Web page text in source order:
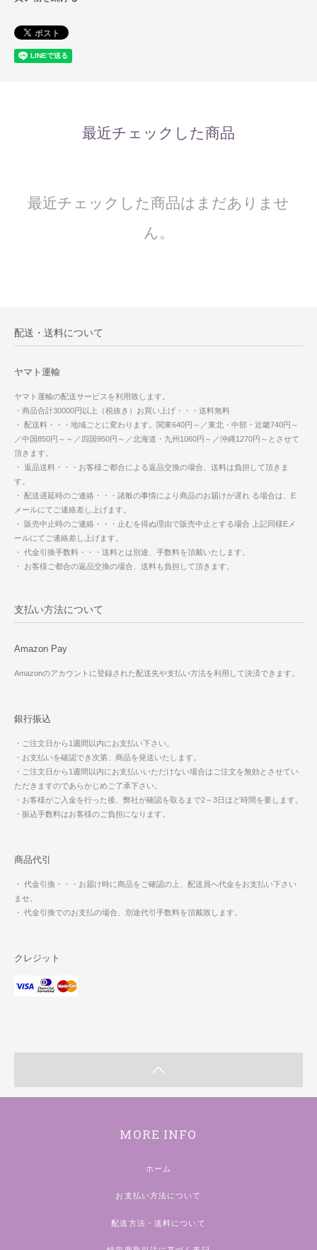
最近チェックした商品
最近チェックした商品はまだありませ
ん。
配送・送料について
ヤマト運輸
ヤマト運輸の配送サービスを利用致します。
・商品合計30000円以上（税抜き）お買い上げ・・・送料無料
・ 配送料・・・地域ごとに変わります。関東640円～／東北・中部・近畿740円～
／中国850円～～／四国950円～／北海道・九州1060円～／沖縄1270円～とさせて
頂きます。
・ 返品送料・・・お客様ご都合による返品交換の場合、送料は負担して頂きま
す。
・ 配送遅延時のご連絡・・・諸般の事情により商品のお届けが遅れ る場合は、E
メールにてご連絡差し上げます。
・ 販売中止時のご連絡・・・止むを得ぬ理由で販売中止とする場合 上記同様Eメ
ールにてご連絡差し上げます。
・ 代金引換手数料・・・送料とは別途、手数料を頂戴いたします。
・ お客様ご都合の返品交換の場合、送料も負担して頂きます。
支払い方法について
Amazon Pay
Amazonのアカウントに登録された配送先や支払い方法を利用して決済できます。
銀行振込
・ご注文日から1週間以内にお支払い下さい。
・お支払いを確認でき次第、商品を発送いたします。
・ご注文日から1週間以内にお支払いいただけない場合はご注文を無効とさせてい
ただきますのであらかじめご了承下さい。
・お客様がご入金を行った後、弊社が確認を取るまで2～3日ほど時間を要します。
・振込手数料はお客様のご負担になります。
商品代引
・ 代金引換・・・お届け時に商品をご確認の上、配送員へ代金をお支払い下さい
ませ。
・ 代金引換でのお支払の場合、別途代引手数料を頂戴致します。
クレジット
MORE INFO
ホーム
お支払い方法について
配送方法・送料について